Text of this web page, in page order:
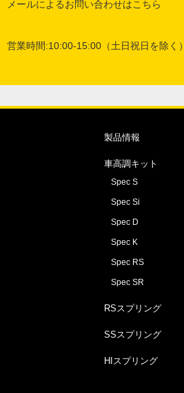
メールによるお問い合わせはこちら
営業時間:10:00-15:00（土日祝日を除く）
製品情報
車高調キット
Spec S
Spec Si
Spec D
Spec K
Spec RS
Spec SR
RSスプリング
SSスプリング
HIスプリング